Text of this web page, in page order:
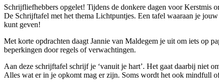
Schrijfliefhebbers opgelet! Tijdens de donkere dagen voor Kerstmis
De Schrijftafel met het thema Lichtpuntjes. Een tafel waaraan je
kunt geven!
Met korte opdrachten daagt Jannie van Maldegem je uit om iets op
beperkingen door regels of verwachtingen.
Aan deze schrijftafel schrijf je ‘vanuit je hart’. Het gaat daarbij niet
Alles wat er in je opkomt mag er zijn. Soms wordt het ook mindfull